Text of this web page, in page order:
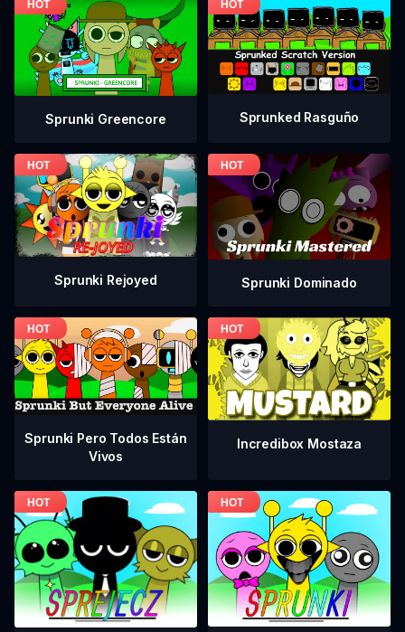
Sprunki Greencore Sprunked Rasguño
Sprunki Rejoyed Sprunki Dominado
Sprunki Pero Todos Están
Vivos
Incredibox Mostaza